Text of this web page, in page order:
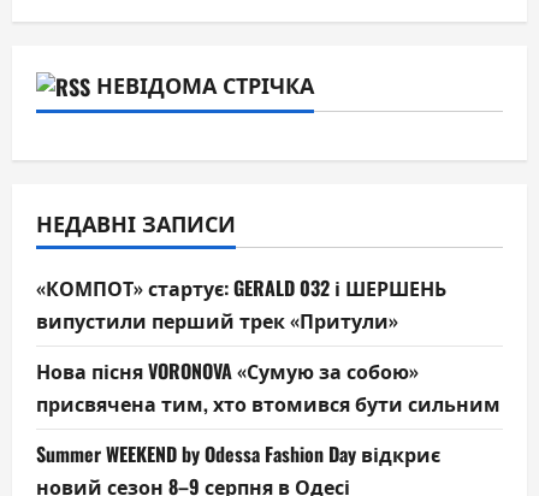
НЕВІДОМА СТРІЧКА
НЕДАВНІ ЗАПИСИ
«КОМПОТ» стартує: GERALD 032 і ШЕРШЕНЬ
випустили перший трек «Притули»
Нова пісня VORONOVA «Сумую за собою»
присвячена тим, хто втомився бути сильним
Summer WEEKEND by Odessa Fashion Day відкриє
новий сезон 8–9 серпня в Одесі